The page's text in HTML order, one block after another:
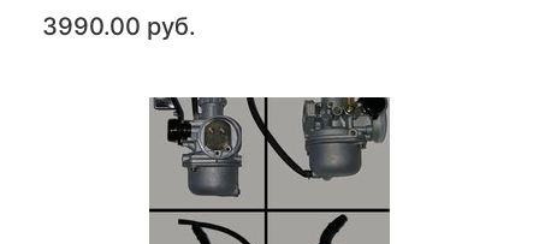
3990.00 руб.